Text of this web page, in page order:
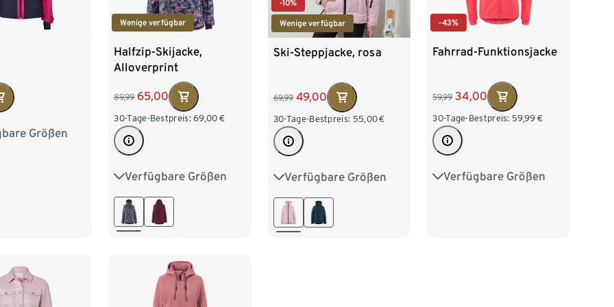
Größen
38 40
Wenige verfügbar
Halfzip-Skijacke,
Alloverprint
89,99 65,00
30-Tage-Bestpreis: 69,00 €
Verfügbare Größen
34 36 38 40
42 44
-10%
Wenige verfügbar
Ski-Steppjacke, rosa
69,99 49,00
30-Tage-Bestpreis: 55,00€
Verfügbare Größen
34 36 38 40
42 44
-43%
Fahrrad-Funktionsjacke
59,99 34,00
30-Tage-Bestpreis: 59,99 €
Verfügbare Größen
34 36 38 40